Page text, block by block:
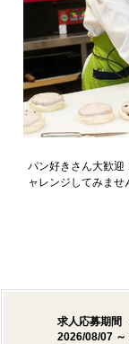
パン好きさん大歓迎
ャレンジしてみませ
求人応募期間
2026/08/07